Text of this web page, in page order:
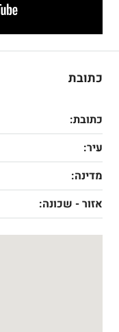
כתובת
כתובת:
עיר:
מדינה:
אזור - שכונה: